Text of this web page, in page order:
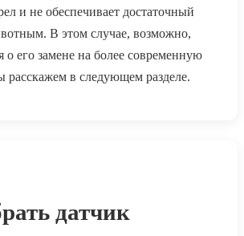
и не обеспечивает достаточный
В этом случае, возможно,
о его замене на более современную
расскажем в следующем разделе.
датчик